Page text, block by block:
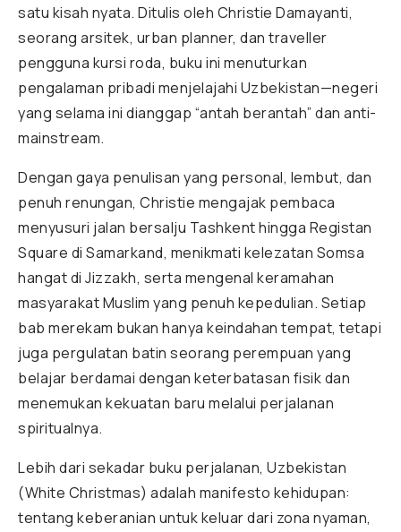
satu kisah nyata. Ditulis oleh Christie Damayanti,
seorang arsitek, urban planner, dan traveller
pengguna kursi roda, buku ini menuturkan
pengalaman pribadi menjelajahi Uzbekistan—negeri
yang selama ini dianggap “antah berantah” dan anti-
mainstream.
Dengan gaya penulisan yang personal, lembut, dan
penuh renungan, Christie mengajak pembaca
menyusuri jalan bersalju Tashkent hingga Registan
Square di Samarkand, menikmati kelezatan Somsa
hangat di Jizzakh, serta mengenal keramahan
masyarakat Muslim yang penuh kepedulian. Setiap
bab merekam bukan hanya keindahan tempat, tetapi
juga pergulatan batin seorang perempuan yang
belajar berdamai dengan keterbatasan fisik dan
menemukan kekuatan baru melalui perjalanan
spiritualnya.
Lebih dari sekadar buku perjalanan, Uzbekistan
(White Christmas) adalah manifesto kehidupan:
tentang keberanian untuk keluar dari zona nyaman,